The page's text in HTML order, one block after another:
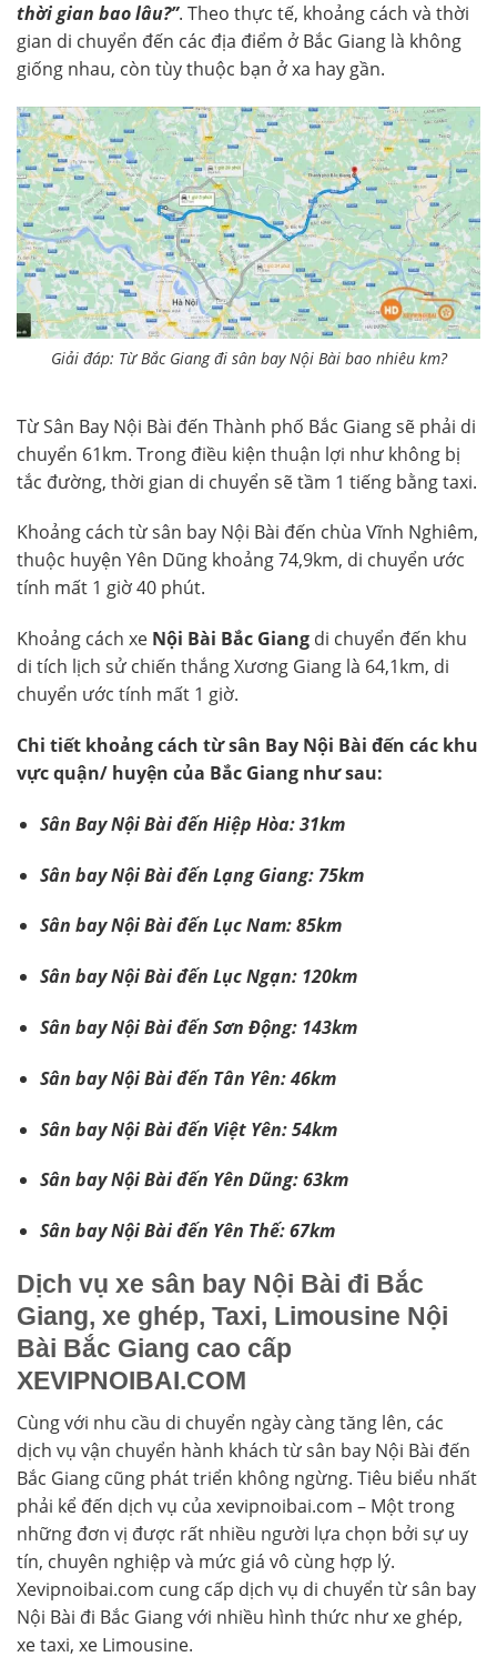
thời gian bao lâu?”. Theo thực tế, khoảng cách và thời
gian di chuyển đến các địa điểm ở Bắc Giang là không
giống nhau, còn tùy thuộc bạn ở xa hay gần.
Giải đáp: Từ Bắc Giang đi sân bay Nội Bài bao nhiêu km?
Từ Sân Bay Nội Bài đến Thành phố Bắc Giang sẽ phải di
chuyển 61km. Trong điều kiện thuận lợi như không bị
tắc đường, thời gian di chuyển sẽ tầm 1 tiếng bằng taxi.
Khoảng cách từ sân bay Nội Bài đến chùa Vĩnh Nghiêm,
thuộc huyện Yên Dũng khoảng 74,9km, di chuyển ước
tính mất 1 giờ 40 phút.
Khoảng cách xe Nội Bài Bắc Giang di chuyển đến khu
di tích lịch sử chiến thắng Xương Giang là 64,1km, di
chuyển ước tính mất 1 giờ.
Chi tiết khoảng cách từ sân Bay Nội Bài đến các khu
vực quận/ huyện của Bắc Giang như sau:
Sân Bay Nội Bài đến Hiệp Hòa: 31km
Sân bay Nội Bài đến Lạng Giang: 75km
Sân bay Nội Bài đến Lục Nam: 85km
Sân bay Nội Bài đến Lục Ngạn: 120km
Sân bay Nội Bài đến Sơn Động: 143km
Sân bay Nội Bài đến Tân Yên: 46km
Sân bay Nội Bài đến Việt Yên: 54km
Sân bay Nội Bài đến Yên Dũng: 63km
Sân bay Nội Bài đến Yên Thế: 67km
Dịch vụ xe sân bay Nội Bài đi Bắc
Giang, xe ghép, Taxi, Limousine Nội
Bài Bắc Giang cao cấp
XEVIPNOIBAI.COM
Cùng với nhu cầu di chuyển ngày càng tăng lên, các
dịch vụ vận chuyển hành khách từ sân bay Nội Bài đến
Bắc Giang cũng phát triển không ngừng. Tiêu biểu nhất
phải kể đến dịch vụ của xevipnoibai.com – Một trong
những đơn vị được rất nhiều người lựa chọn bởi sự uy
tín, chuyên nghiệp và mức giá vô cùng hợp lý.
Xevipnoibai.com cung cấp dịch vụ di chuyển từ sân bay
Nội Bài đi Bắc Giang với nhiều hình thức như xe ghép,
xe taxi, xe Limousine.